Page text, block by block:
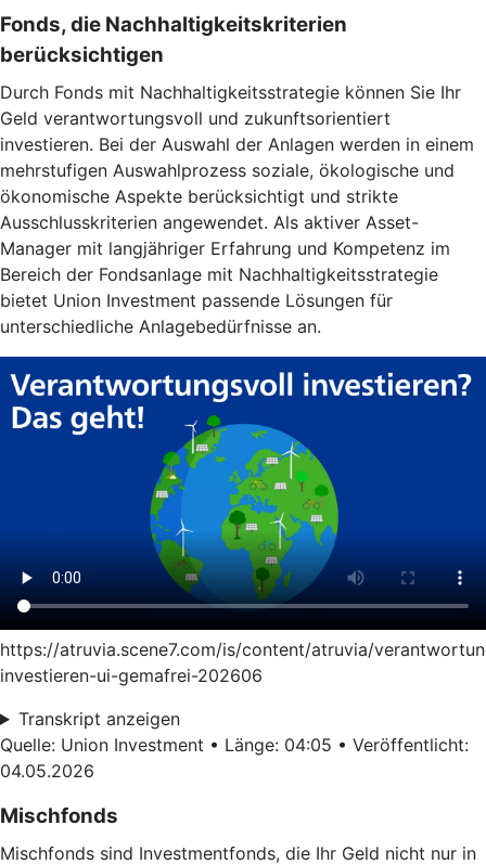
Fonds, die Nachhaltigkeitskriterien
berücksichtigen
Durch Fonds mit Nachhaltigkeitsstrategie können Sie Ihr
Geld verantwortungsvoll und zukunftsorientiert
investieren. Bei der Auswahl der Anlagen werden in einem
mehrstufigen Auswahlprozess soziale, ökologische und
ökonomische Aspekte berücksichtigt und strikte
Ausschlusskriterien angewendet. Als aktiver Asset-
Manager mit langjähriger Erfahrung und Kompetenz im
Bereich der Fondsanlage mit Nachhaltigkeitsstrategie
bietet Union Investment passende Lösungen für
unterschiedliche Anlagebedürfnisse an.
https://atruvia.scene7.com/is/content/atruvia/
investieren-ui-gemafrei-202606
Transkript anzeigen
Quelle: Union Investment • Länge: 04:05 • Veröffentlicht:
04.05.2026
Mischfonds
Mischfonds sind Investmentfonds, die Ihr Geld nicht nur in